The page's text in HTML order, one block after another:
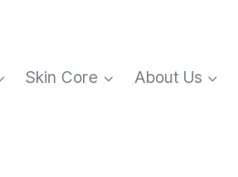
Skin Core About Us